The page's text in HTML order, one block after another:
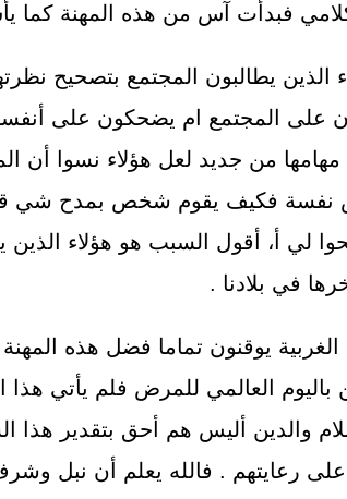
فبدأت آس من هذه المهنة كما
الذين يطالبون المجتمع بتصحيح
على المجتمع ام يضحكون على
مهامها من جديد لعل هؤلاء نسوا
نفسة فكيف يقوم شخص بمدح شي قد
لي أ، أقول السبب هو هؤلاء
في بلادنا .
الغربية يوقنون تماما فضل هذه
باليوم العالمي للمرض فلم يأتي
والدين أليس هم أحق بتقدير
رعايتهم . فالله يعلم أن نبل